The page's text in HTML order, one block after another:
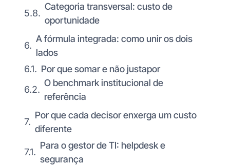
Categoria transversal: custo de
oportunidade
A fórmula integrada: como unir os dois
lados
Por que somar e não justapor
O benchmark institucional de
referência
Por que cada decisor enxerga um custo
diferente
Para o gestor de TI: helpdesk e
segurança